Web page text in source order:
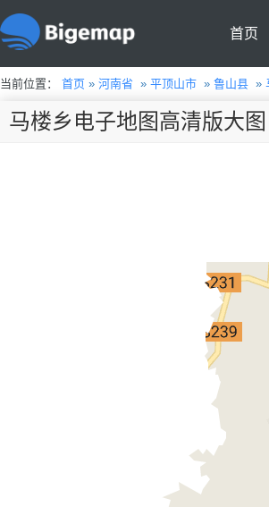
首页
当前位置： 首页» 河南省 » 平顶山市» 鲁山县»
马楼乡电子地图高清版大图